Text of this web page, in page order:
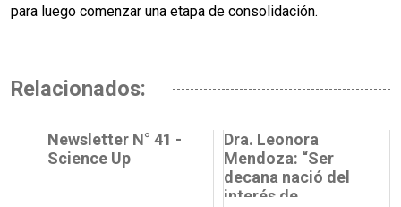
para luego comenzar una etapa de consolidación.
Relacionados:
Newsletter N° 41 -
Science Up
Dra. Leonora
Mendoza: “Ser
decana nació del
interés de